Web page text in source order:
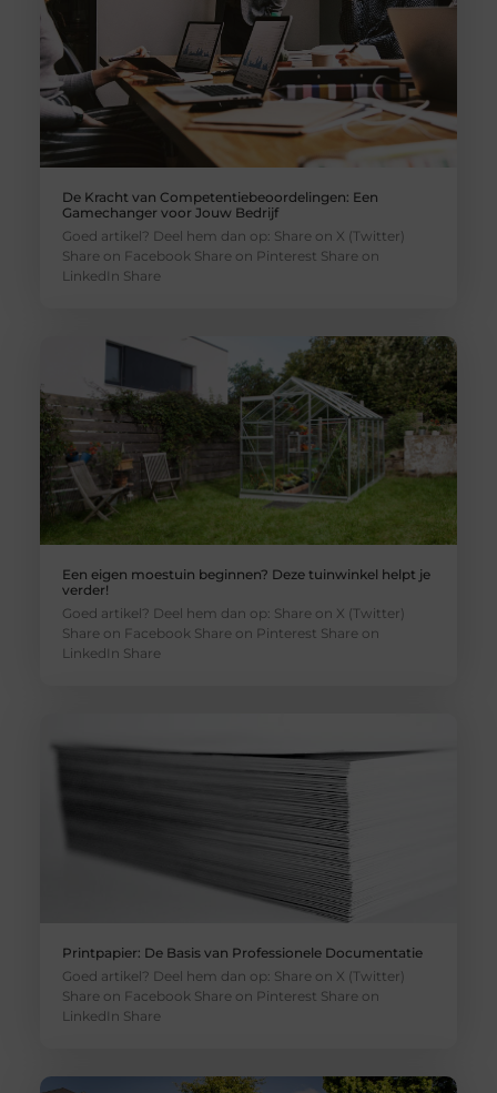
De Kracht van Competentiebeoordelingen: Een
Gamechanger voor Jouw Bedrijf
Goed artikel? Deel hem dan op: Share on X (Twitter)
Share on Facebook Share on Pinterest Share on
LinkedIn Share
Een eigen moestuin beginnen? Deze tuinwinkel helpt je
verder!
Goed artikel? Deel hem dan op: Share on X (Twitter)
Share on Facebook Share on Pinterest Share on
LinkedIn Share
Printpapier: De Basis van Professionele Documentatie
Goed artikel? Deel hem dan op: Share on X (Twitter)
Share on Facebook Share on Pinterest Share on
LinkedIn Share